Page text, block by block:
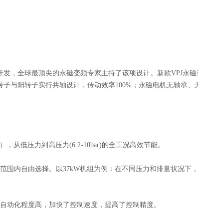
，全球最顶尖的永磁变频专家主持了该项设计。新款VPJ永
与阳转子实行共轴设计，传动效率100%；永磁电机无轴承
从低压力到高压力(6.2-10bar)的全工况高效节能。
围内自由选择。以37kW机组为例：在不同压力和排量状况下
动化程度高，加快了控制速度，提高了控制精度。